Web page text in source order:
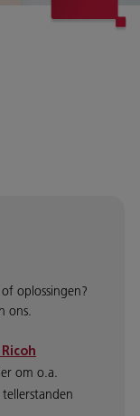
oplossingen?
ons.
om o.a.